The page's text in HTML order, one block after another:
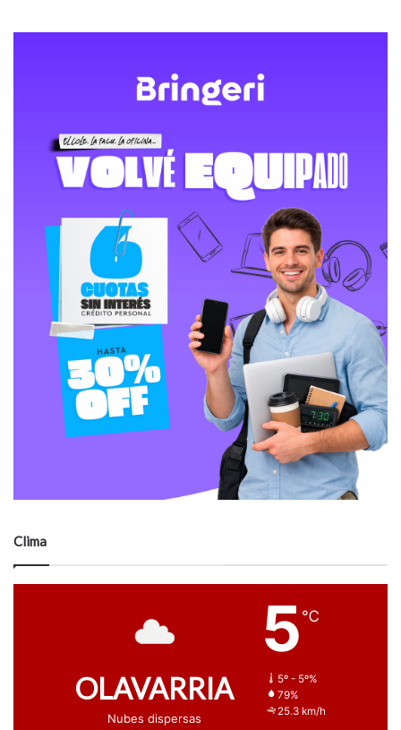
Clima
OLAVARRIA
Nubes dispersas
5 ℃
5º - 5º%
79%
25.3 km/h